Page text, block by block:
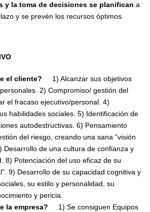
y la toma de decisiones se planifican a
y se prevén los recursos óptimos.
el cliente?
1) Alcanzar sus objetivos
2) Compromiso/ gestión del
el fracaso ejecutivo/personal. 4)
habilidades sociales. 5) Identificación de
autodestructivas. 6) Pensamiento
del riesgo, creando una sana “visión
Desarrollo de una cultura de confianza y
8) Potenciación del uso eficaz de su
9) Desarrollo de su capacidad cognitiva y
su estilo y personalidad, su
y pericia.
la empresa? 1) Se consiguen Equipos